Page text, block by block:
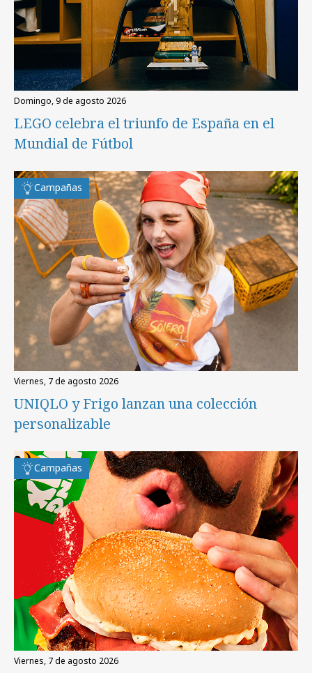
domingo, 9 de agosto 2026
LEGO celebra el triunfo de España en el
Mundial de Fútbol
Campañas
viernes, 7 de agosto 2026
UNIQLO y Frigo lanzan una colección
personalizable
Campañas
viernes, 7 de agosto 2026